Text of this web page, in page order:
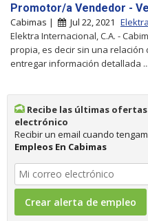
Promotor/a Vendedor -
Cabimas | Jul 22, 2021
Elektra Internacional, C.A. -
propia, es decir sin una
entregar información detallada ...
Recibe las últimas
electrónico
Recibir un email cuando
Empleos En Cabimas